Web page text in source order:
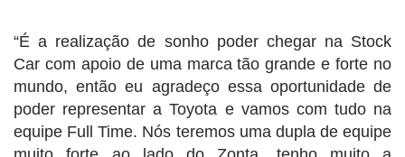
“É a realização de sonho poder chegar na Stock
Car com apoio de uma marca tão grande e forte no
mundo, então eu agradeço essa oportunidade de
poder representar a Toyota e vamos com tudo na
equipe Full Time. Nós teremos uma dupla de equipe